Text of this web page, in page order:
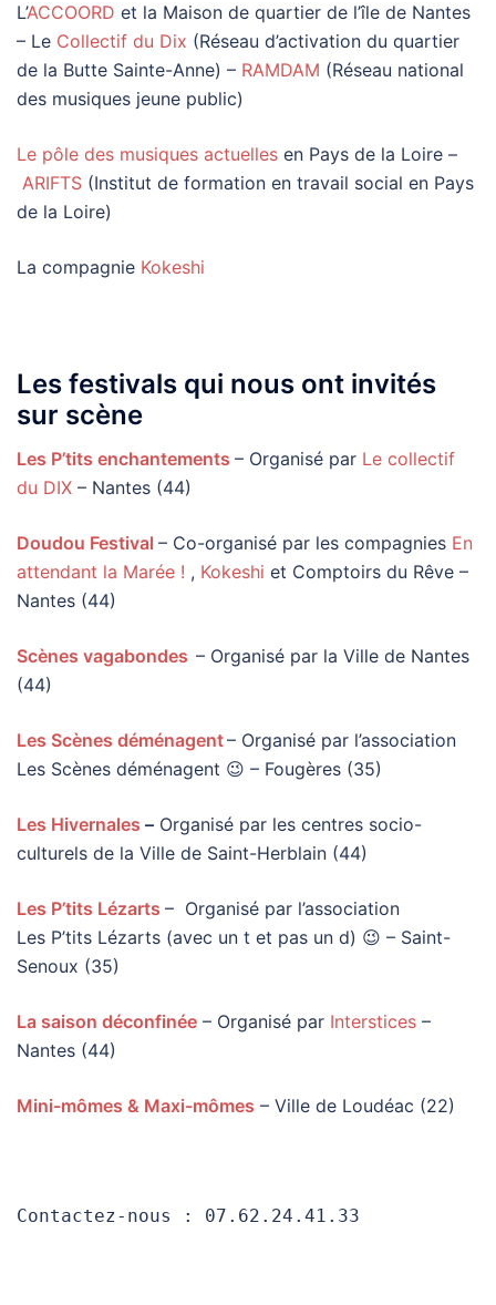
L’ACCOORD et la Maison de quartier de l’île de Nantes
– Le Collectif du Dix (Réseau d’activation du quartier
de la Butte Sainte-Anne) – RAMDAM (Réseau national
des musiques jeune public)
Le pôle des musiques actuelles en Pays de la Loire –
ARIFTS (Institut de formation en travail social en Pays
de la Loire)
La compagnie Kokeshi
Les festivals qui nous ont invités
sur scène
Les P’tits enchantements – Organisé par Le collectif
du DIX – Nantes (44)
Doudou Festival – Co-organisé par les compagnies En
attendant la Marée ! , Kokeshi et Comptoirs du Rêve –
Nantes (44)
Scènes vagabondes – Organisé par la Ville de Nantes
(44)
Les Scènes déménagent– Organisé par l’association
Les Scènes déménagent 😉 – Fougères (35)
Les Hivernales – Organisé par les centres socio-
culturels de la Ville de Saint-Herblain (44)
Les P’tits Lézarts – Organisé par l’association
Les P’tits Lézarts (avec un t et pas un d) 😉 – Saint-
Senoux (35)
La saison déconfinée – Organisé par Interstices –
Nantes (44)
Mini-mômes & Maxi-mômes – Ville de Loudéac (22)
Contactez-nous : 07.62.24.41.33